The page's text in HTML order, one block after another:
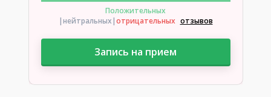
Положительных
|нейтральных|отрицательных отзывов
Запись на прием